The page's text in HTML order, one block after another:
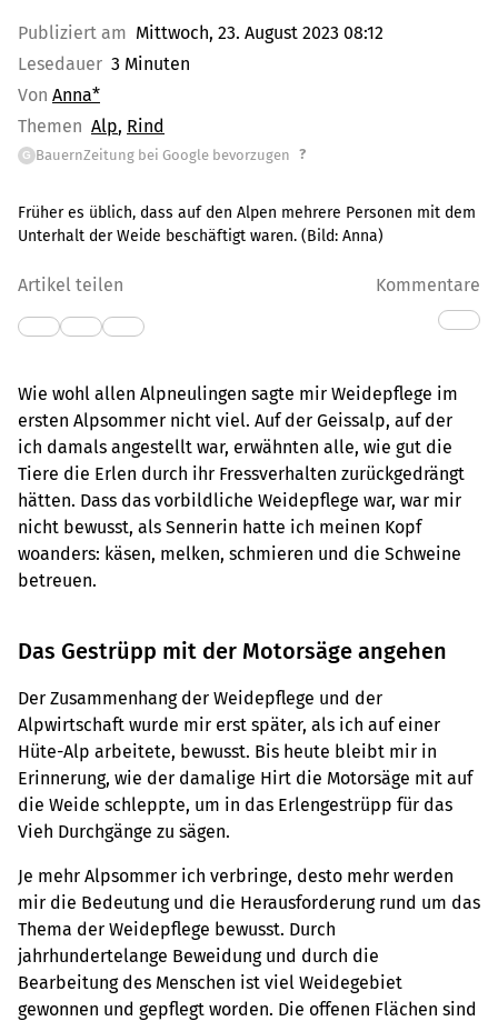
Publiziert am Mittwoch, 23. August 2023 08:12
Lesedauer 3 Minuten
Von Anna*
Themen Alp Rind
G BauernZeitung bei Google bevorzugen ?
Früher es üblich, dass auf den Alpen mehrere Personen mit dem
Unterhalt der Weide beschäftigt waren. (Bild: Anna)
Artikel teilen Kommentare
Wie wohl allen Alpneulingen sagte mir Weidepflege im
ersten Alpsommer nicht viel. Auf der Geissalp, auf der
ich damals angestellt war, erwähnten alle, wie gut die
Tiere die Erlen durch ihr Fressverhalten zurückgedrängt
hätten. Dass das vorbildliche Weidepflege war, war mir
nicht bewusst, als Sennerin hatte ich meinen Kopf
woanders: käsen, melken, schmieren und die Schweine
betreuen.
Das Gestrüpp mit der Motorsäge angehen
Der Zusammenhang der Weidepflege und der
Alpwirtschaft wurde mir erst später, als ich auf einer
Hüte-Alp arbeitete, bewusst. Bis heute bleibt mir in
Erinnerung, wie der damalige Hirt die Motorsäge mit auf
die Weide schleppte, um in das Erlengestrüpp für das
Vieh Durchgänge zu sägen.
Je mehr Alpsommer ich verbringe, desto mehr werden
mir die Bedeutung und die Herausforderung rund um das
Thema der Weidepflege bewusst. Durch
jahrhundertelange Beweidung und durch die
Bearbeitung des Menschen ist viel Weidegebiet
gewonnen und gepflegt worden. Die offenen Flächen sind